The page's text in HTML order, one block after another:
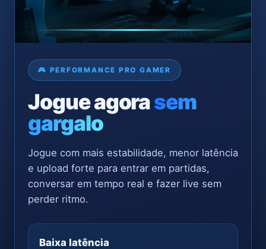
🎮 PERFORMANCE PRO GAMER
Jogue agorasem
gargalo
Jogue com mais estabilidade, menor latência
e upload forte para entrar em partidas,
conversar em tempo real e fazer live sem
perder ritmo.
Baixa latência